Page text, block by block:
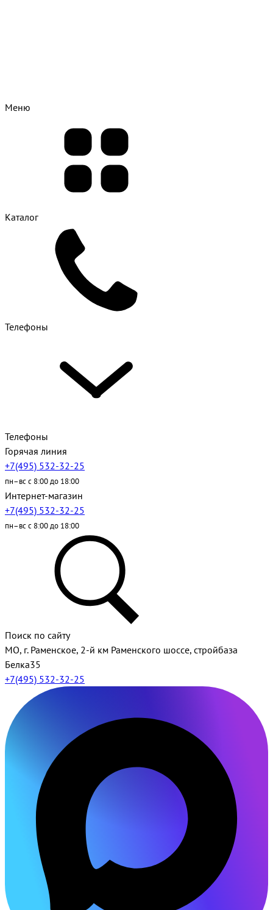
Меню
Каталог
Телефоны
Телефоны
Горячая линия
+7(495) 532-32-25
пн–вс с 8:00 до 18:00
Интернет-магазин
+7(495) 532-32-25
пн–вс с 8:00 до 18:00
Поиск по сайту
МО, г. Раменское, 2-й км Раменского шоссе, стройбаза
Белка35
+7(495) 532-32-25